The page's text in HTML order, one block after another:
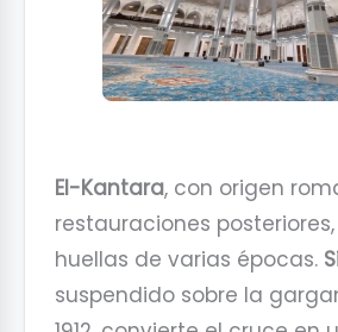
El-Kantara, con origen
restauraciones
huellas de varias épocas.
suspendido sobre la